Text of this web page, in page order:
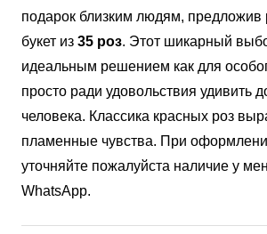
подарок близким людям,
букет из 35 роз. Этот шикарный
идеальным решением как для
просто ради удовольствия удивить
человека. Классика красных роз
пламенные чувства. При
уточняйте пожалуйста наличие у
WhatsApp.